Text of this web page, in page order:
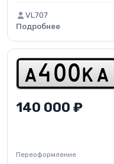
VL707
Подробнее
a 4 0 0 k a
140 000 ₽
Переоформление